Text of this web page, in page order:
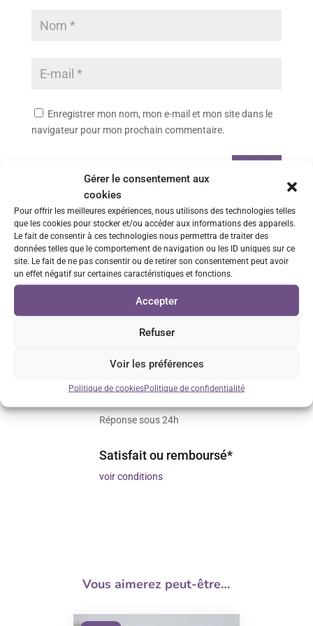
Gérer le consentement aux
cookies
Pour offrir les meilleures expériences, nous utilisons des technologies telles
que les cookies pour stocker et/ou accéder aux informations des appareils.
Le fait de consentir à ces technologies nous permettra de traiter des
données telles que le comportement de navigation ou les ID uniques sur ce
site. Le fait de ne pas consentir ou de retirer son consentement peut avoir
un effet négatif sur certaines caractéristiques et fonctions.
Accepter
Refuser
Voir les préférences
Politique de cookiesPolitique de confidentialité
Enregistrer mon nom, mon e-mail et mon site dans le
navigateur pour mon prochain commentaire.
Paiements 100% sécurisés
via CB ou Paypal
Livraison rapide
Envois sous 48h/72h
sur rendez-vous
Réponse sous 24h
Satisfait ou remboursé*
voir conditions
Vous aimerez peut-être…